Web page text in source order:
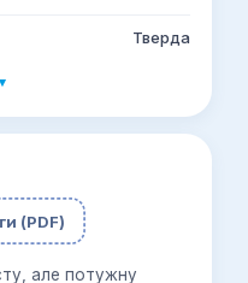
Тверда
▾
(PDF)
але потужну